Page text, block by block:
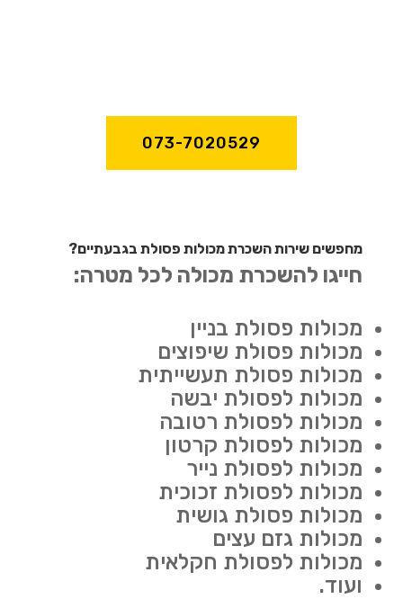
073-7020529
מחפשים שירות השכרת מכולות פסולת בגבעתיים?
חייגו להשכרת מכולה לכל מטרה:
מכולות פסולת בניין
מכולות פסולת שיפוצים
מכולות פסולת תעשייתית
מכולות לפסולת יבשה
מכולות לפסולת רטובה
מכולות לפסולת קרטון
מכולות לפסולת נייר
מכולות לפסולת זכוכית
מכולות פסולת גושית
מכולות גזם עצים
מכולות לפסולת חקלאית
ועוד.